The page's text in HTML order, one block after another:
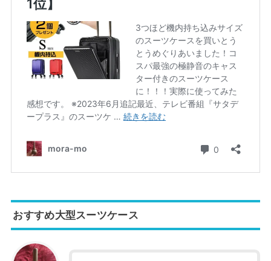
おすすめ大型スーツケース